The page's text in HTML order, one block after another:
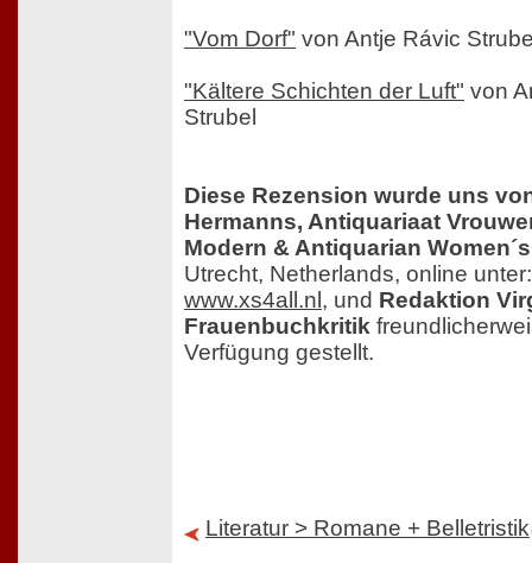
"Vom Dorf" von Antje Rávic
"Kältere Schichten der Luft" von
Strubel
Diese Rezension wurde uns
Hermanns, Antiquariaat
Modern & Antiquarian
Utrecht, Netherlands, online unter:
www.xs4all.nl, und Redaktion
Frauenbuchkritik
Verfügung gestellt.
Literatur > Romane + Belletristik